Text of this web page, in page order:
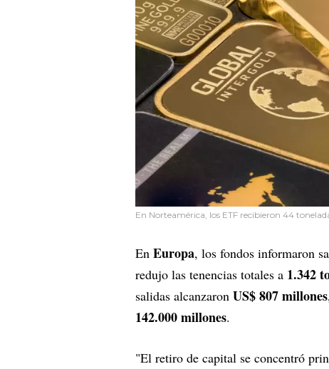
En Norteamérica, los ETF recibieron 44
En Europa, los fondos informaron
redujo las tenencias totales a 1.342
salidas alcanzaron US$ 807 millones
142.000 millones.
"El retiro de capital se concentró